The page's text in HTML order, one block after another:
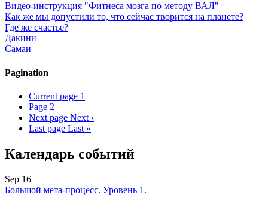
Видео-инструкция "Фитнеса мозга по методу ВАЛ"
Как же мы допустили то, что сейчас творится на планете?
Где же счастье?
Дакини
Самаи
Pagination
Current page 1
Page 2
Next page Next ›
Last page Last »
Календарь событий
Sep 16
Большой мета-процесс. Уровень 1.